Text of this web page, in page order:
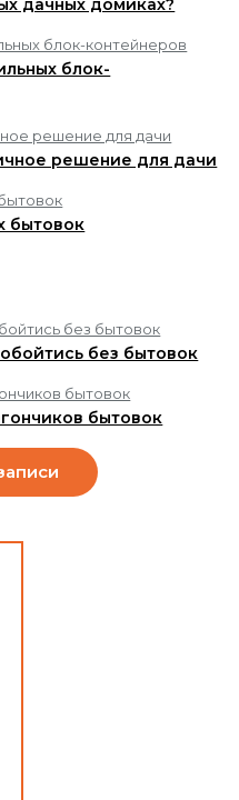
дачных домиках?
блок-
решение для дачи
бытовок
без бытовок
бытовок